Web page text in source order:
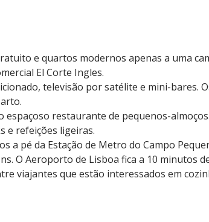
e quartos modernos apenas a uma
El Corte Ingles.
televisão por satélite e mini-bares.
restaurante de pequenos-
e refeições ligeiras.
a pé da Estação de Metro do Campo
O Aeroporto de Lisboa fica a 10 minutos
viajantes que estão interessados em